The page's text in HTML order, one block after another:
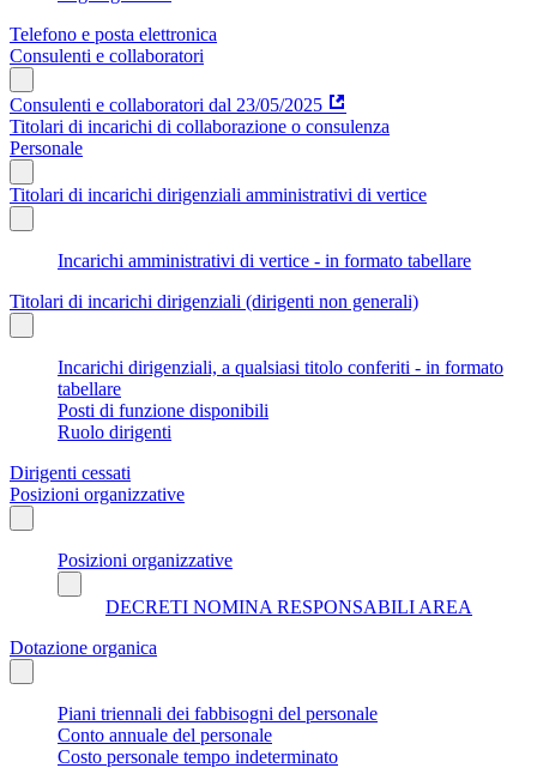
Telefono e posta elettronica
Consulenti e collaboratori
Consulenti e collaboratori dal 23/05/2025
Titolari di incarichi di collaborazione o consulenza
Personale
Titolari di incarichi dirigenziali amministrativi di vertice
Incarichi amministrativi di vertice - in formato tabellare
Titolari di incarichi dirigenziali (dirigenti non generali)
Incarichi dirigenziali, a qualsiasi titolo conferiti - in formato
tabellare
Posti di funzione disponibili
Ruolo dirigenti
Dirigenti cessati
Posizioni organizzative
Posizioni organizzative
DECRETI NOMINA RESPONSABILI AREA
Dotazione organica
Piani triennali dei fabbisogni del personale
Conto annuale del personale
Costo personale tempo indeterminato